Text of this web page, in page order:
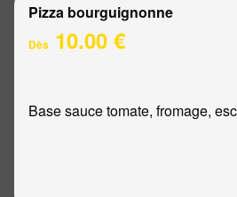
Pizza bourguignonne
Dès 10.00 €
Base sauce tomate, fromage,